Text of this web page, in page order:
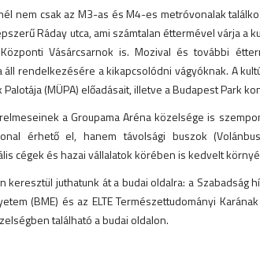
nem csak az M3-as és M4-es metróvonalak
Ráday utca, ami számtalan éttermével várja a
Vásárcsarnok is. Mozival és további
áll rendelkezésére a kikapcsolódni vágyóknak. A
(MÜPA) előadásait, illetve a Budapest Park
a Groupama Aréna közelsége is
érhető el, hanem távolsági buszok
cégek és hazai vállalatok körében is kedvelt
keresztül juthatunk át a budai oldalra: a Szabadság
(BME) és az ELTE Természettudományi
található a budai oldalon.